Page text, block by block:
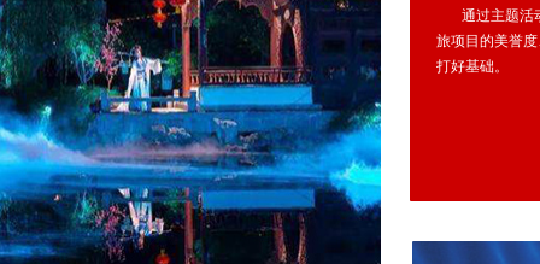
通过主题活
旅项目的美誉
打好基础。